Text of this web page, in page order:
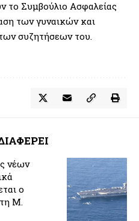
το Συμβούλιο Ασφαλείας
των γυναικών και
συζητήσεων του.
νέων
ο
Μ.